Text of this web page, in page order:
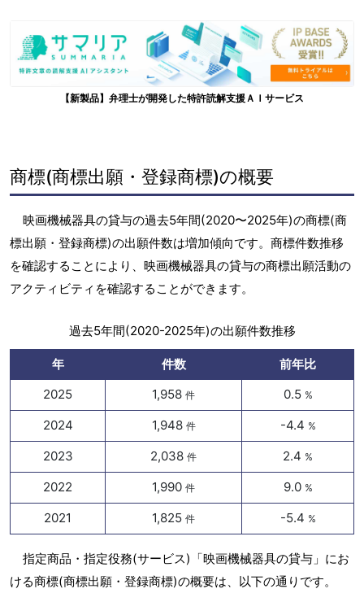
【新製品】弁理士が開発した特許読解支援ＡＩサービス
商標(商標出願・登録商標)の概要
映画機械器具の貸与の過去5年間(2020〜2025年)の商標(商
標出願・登録商標)の出願件数は増加傾向です。商標件数推移
を確認することにより、映画機械器具の貸与の商標出願活動の
アクティビティを確認することができます。
過去5年間(2020-2025年)の出願件数推移
年 件数
前年比
2025
1,958 件 0.5 %
2024 1,948 件 -4.4 %
2023 2,038 件 2.4 %
2022 1,990 件 9.0 %
2021 1,825 件 -5.4 %
指定商品・指定役務(サービス)「映画機械器具の貸与」にお
ける商標(商標出願・登録商標)の概要は、以下の通りです。